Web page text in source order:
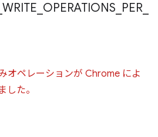
WRITE OPERATIONS PER
オペレーションが Chrome によ
した。